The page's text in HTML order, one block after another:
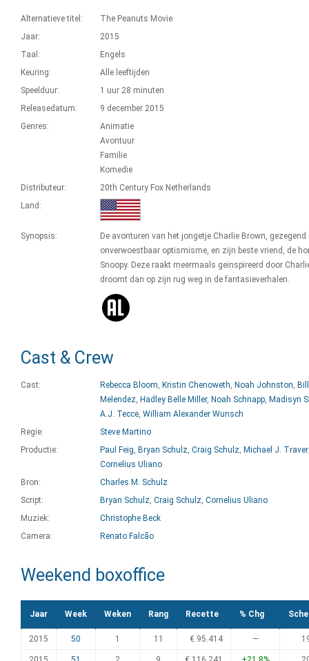
Alternatieve titel:
The Peanuts Movie
Jaar:
2015
Taal:
Engels
Keuring:
Alle leeftijden
Speelduur:
1 uur 28 minuten
Releasedatum:
9 december 2015
Genres:
Animatie
Avontuur
Familie
Komedie
Distributeur:
20th Century Fox Netherlands
Land:
Synopsis:
De avonturen van het jongetje Charlie Brown, gezegend
onverwoestbaar optismisme, en zijn beste vriend, de
Snoopy. Deze raakt meermaals geinspireerd door
droomt dan op zijn rug weg in de fantasieverhalen.
Cast & Crew
Cast: Rebecca Bloom, Kristin Chenoweth, Noah Johnston, Bill
Melendez, Hadley Belle Miller, Noah Schnapp, Madisyn
A.J. Tecce, William Alexander Wunsch
Regie:
Steve Martino
Productie:
Paul Feig, Bryan Schulz, Craig Schulz, Michael J.
Cornelius Uliano
Bron:
Charles M. Schulz
Script:
Bryan Schulz, Craig Schulz, Cornelius Uliano
Muziek:
Christophe Beck
Camera:
Renato Falcão
Weekend boxoffice
Jaar Week Weken Rang Recette % Chg
2015 50 1 11 € 95.414 —